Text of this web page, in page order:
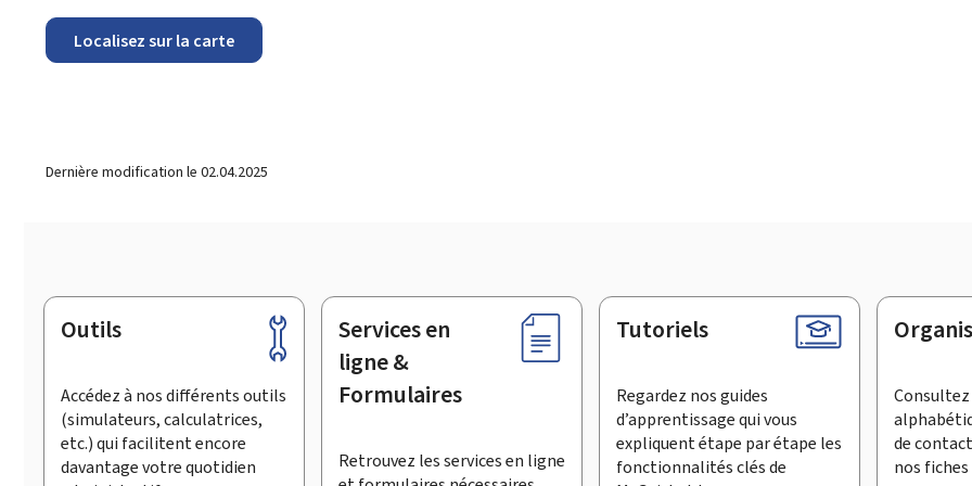
Localisez sur la carte
Dernière modification le 02.04.2025
Pied
page
Outils
Accédez à nos différents outils
(simulateurs, calculatrices,
etc.) qui facilitent encore
davantage votre quotidien
Services en
ligne &
Formulaires
Retrouvez les services en ligne
Tutoriels
Regardez nos guides
d’apprentissage qui vous
expliquent étape par étape les
fonctionnalités clés de
Consultez
de
nos